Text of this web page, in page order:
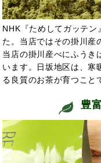
NHK『ためしてガッテン
た。当店ではその掛川産
当店の掛川産べにふうき
います。日坂地区は、寒
る良質のお茶が育つこと
豊